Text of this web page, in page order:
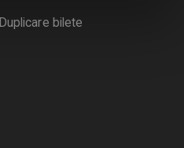
Duplicare bilete